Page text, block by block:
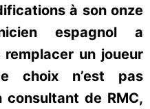
à son onze
espagnol a
un joueur
choix n’est pas
consultant de RMC,